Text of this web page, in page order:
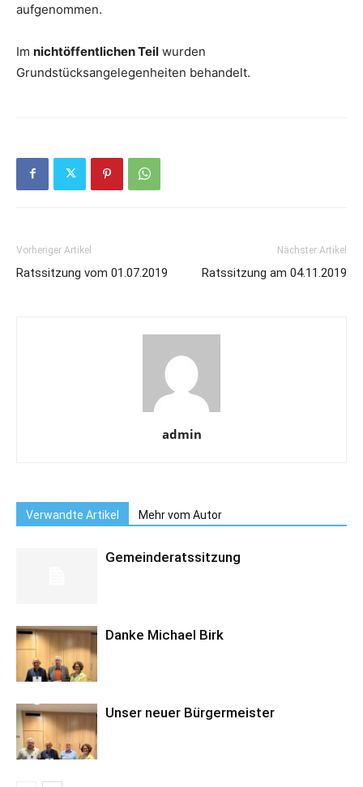
aufgenommen.
Im nichtöffentlichen Teil wurden
Grundstücksangelegenheiten behandelt.
Vorheriger Artikel
Ratssitzung vom 01.07.2019
Nächster Artikel
Ratssitzung am 04.11.2019
admin
Verwandte Artikel Mehr vom Autor
Gemeinderatssitzung
Danke Michael Birk
Unser neuer Bürgermeister